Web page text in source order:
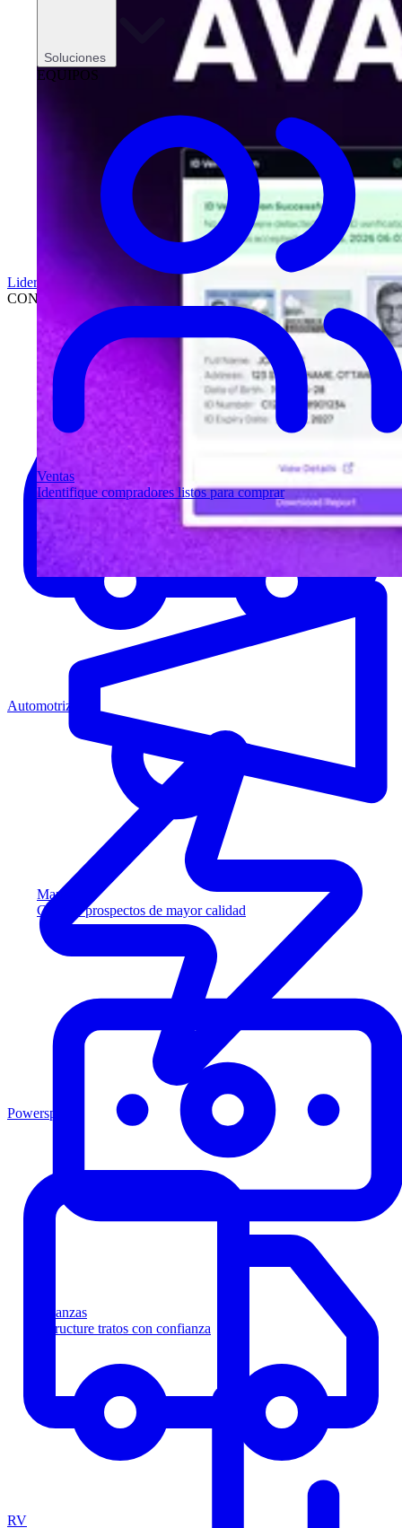
Soluciones
EQUIPOS
Ventas
Identifique compradores listos para comprar
Marketing
Capture prospectos de mayor calidad
Finanzas
Estructure tratos con confianza
Liderazgo
CONCESIONARIOS
Automotriz
Powersports
RV